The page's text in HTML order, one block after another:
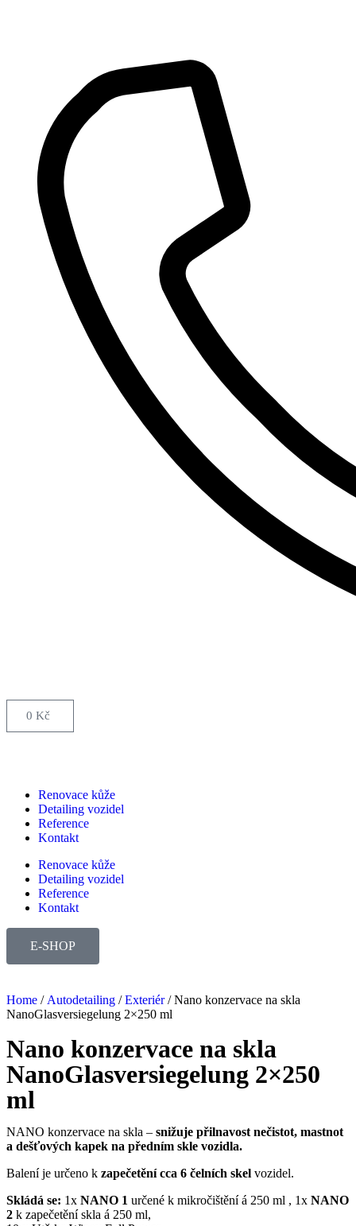
0 Kč
Renovace kůže
Detailing vozidel
Reference
Kontakt
Renovace kůže
Detailing vozidel
Reference
Kontakt
E-SHOP
Home / Autodetailing /Exteriér/ Nano konzervace na skla
NanoGlasversiegelung 2×250 ml
Nano konzervace na skla
NanoGlasversiegelung 2×250
ml
NANO konzervace na skla – snižuje přilnavost nečistot, mastnot
a dešťových kapek na předním skle vozidla.
Balení je určeno k zapečetění cca 6 čelních skel vozidel.
Skládá se: 1x NANO 1 určené k mikročištění á 250 ml , 1x NANO
2 k zapečetění skla á 250 ml,